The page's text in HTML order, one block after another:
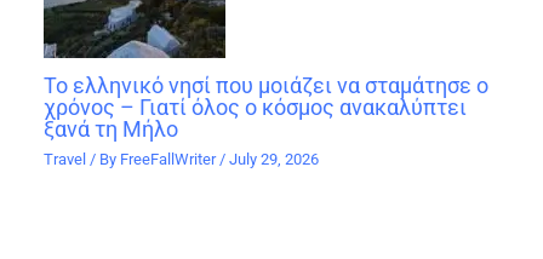
Το ελληνικό νησί που μοιάζει να σταμάτησε ο
χρόνος – Γιατί όλος ο κόσμος ανακαλύπτει
ξανά τη Μήλο
Travel / By FreeFallWriter /July 29, 2026